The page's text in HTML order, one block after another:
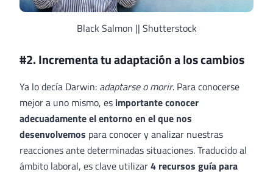
Black Salmon || Shutterstock
#2. Incrementa tu adaptación a los cambios
Ya lo decía Darwin: adaptarse o morir. Para conocerse
mejor a uno mismo, es importante conocer
adecuadamente el entorno en el que nos
desenvolvemos para conocer y analizar nuestras
reacciones ante determinadas situaciones. Traducido al
ámbito laboral, es clave utilizar4 recursos guía para